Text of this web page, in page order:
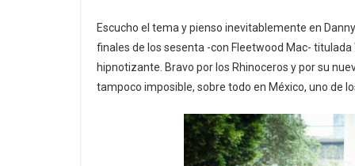
Escucho el tema y pienso inevitablemente en
finales de los sesenta -con Fleetwood Mac-
hipnotizante. Bravo por los Rhinoceros y por su
tampoco imposible, sobre todo en México, uno de